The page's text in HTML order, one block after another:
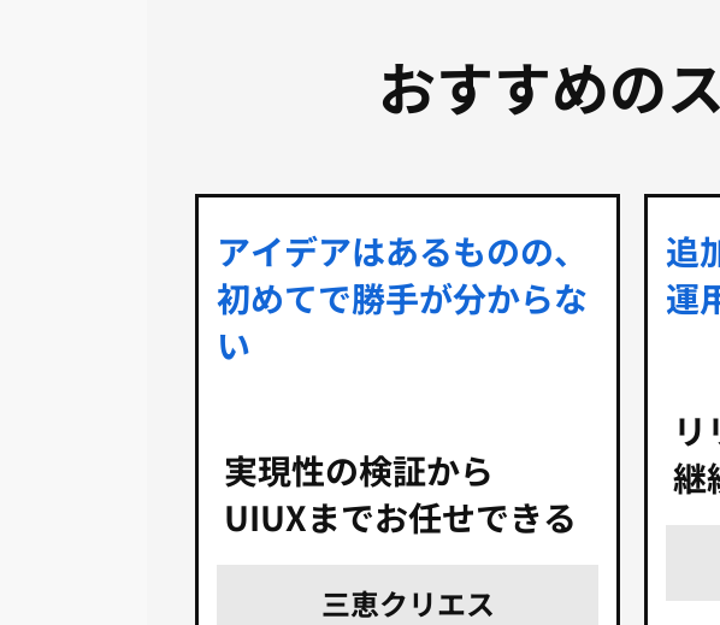
おすすめの
アイデアはあるものの、
初めてで勝手が分からな
い
実現性の検証から
UIUXまでお任せできる
三恵クリエス
追
運
継